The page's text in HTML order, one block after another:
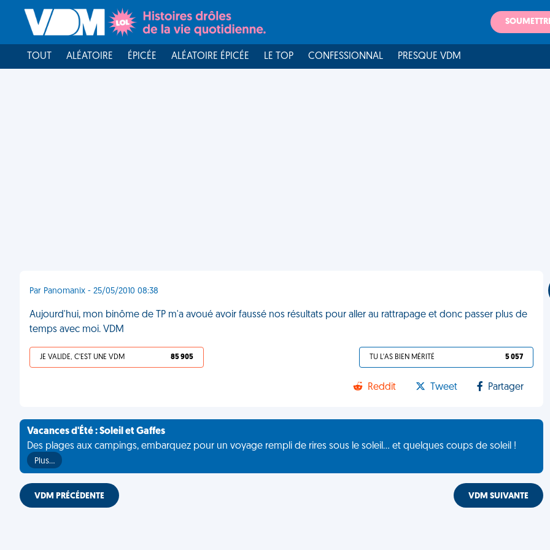
TOUT ALÉATOIRE ÉPICÉE ALÉATOIRE ÉPICÉE LE TOP CONFESSIONNAL PRESQUE VDM
Par Panomanix - 25/05/2010 08:38
Aujourd'hui, mon binôme de TP m'a avoué avoir faussé nos résultats pour aller au rattrapage et donc passer plus de
temps avec moi. VDM
JE VALIDE, C'EST UNE VDM 85 905 TU L'AS BIEN MÉRITÉ 5 057
Reddit Tweet Partager
Vacances d'Été : Soleil et Gaffes
Des plages aux campings, embarquez pour un voyage rempli de rires sous le soleil... et quelques coups de soleil !
Plus…
VDM PRÉCÉDENTE VDM SUIVANTE